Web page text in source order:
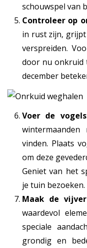
schouwspel van
Controleer op
in rust zijn,
verspreiden.
door nu onkruid
december
Voer de
vinden. Plaats
om deze
Geniet van het
je tuin bezoeken.
Maak de
waardevol
speciale
grondig en